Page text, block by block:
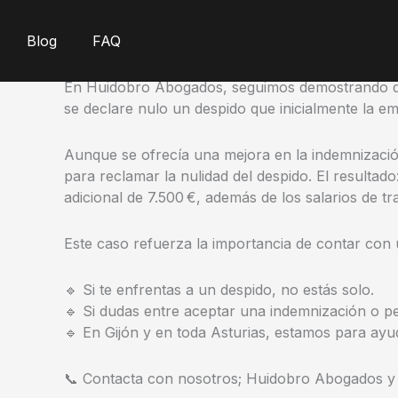
contenido
Blog FAQ
✅ Despido inicialmente improcedente
Huidobro Lorenzo, director de Huidobro
En Huidobro Abogados, seguimos demostrando
se declare nulo un despido que inicialmente la
Aunque se ofrecía una mejora en la
para reclamar la nulidad del despido. El
adicional de 7.500 €, además de los salarios de
Este caso refuerza la importancia de contar
🔹 Si te enfrentas a un despido, no estás solo.
🔹 Si dudas entre aceptar una indemnización o
🔹 En Gijón y en toda Asturias, estamos para
📞 Contacta con nosotros; Huidobro Abogados